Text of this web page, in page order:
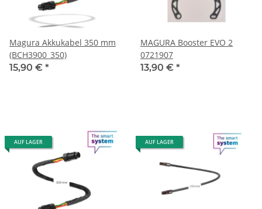
Magura Akkukabel 350 mm
(BCH3900_350)
15,90 € *
MAGURA Booster EVO 2
0721907
13,90 € *
AUF LAGER AUF LAGER